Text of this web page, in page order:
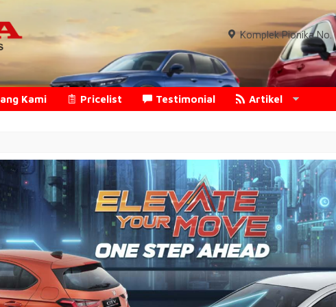
Komplek Pionika No.
Kami Pricelist Testimonial Artikel